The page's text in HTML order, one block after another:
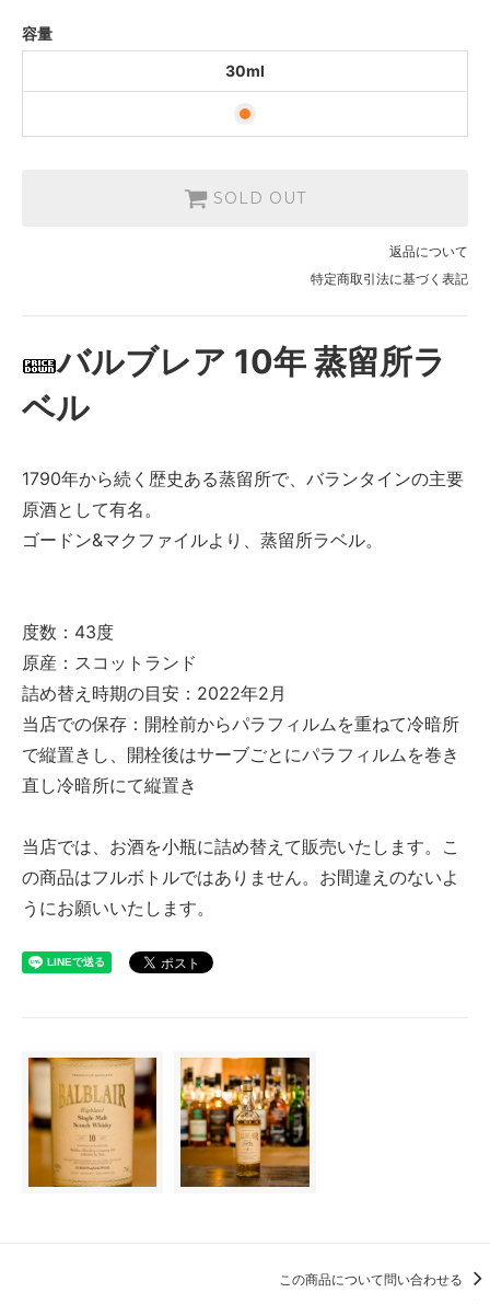
容量
30ml
SOLD OUT
返品について
特定商取引法に基づく表記
バルブレア 10年 蒸留所ラ
ベル
1790年から続く歴史ある蒸留所で、バランタインの主要
原酒として有名。
ゴードン&マクファイルより、蒸留所ラベル。
度数：43度
原産：スコットランド
詰め替え時期の目安：2022年2月
当店での保存：開栓前からパラフィルムを重ねて冷暗所
で縦置きし、開栓後はサーブごとにパラフィルムを巻き
直し冷暗所にて縦置き
当店では、お酒を小瓶に詰め替えて販売いたします。こ
の商品はフルボトルではありません。お間違えのないよ
うにお願いいたします。
この商品について問い合わせる